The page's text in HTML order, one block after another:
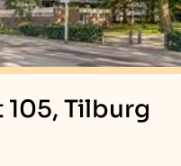
Tilburg